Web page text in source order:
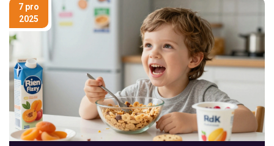
7 pro
2025